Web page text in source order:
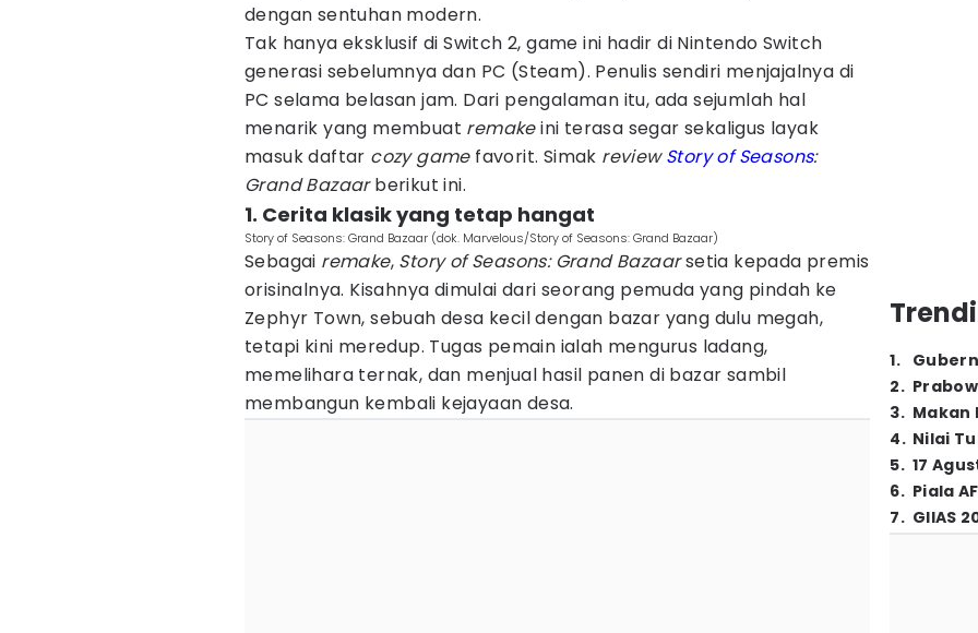
dengan sentuhan modern.
Tak hanya eksklusif di Switch 2, game ini hadir di Nintendo Switch
generasi sebelumnya dan PC (Steam). Penulis sendiri menjajalnya di
PC selama belasan jam. Dari pengalaman itu, ada sejumlah hal
menarik yang membuat remakeini terasa segar sekaligus layak
masuk daftar cozy gamefavorit. Simak reviewStory of Seasons:
Grand Bazaarberikut ini.
1. Cerita klasik yang tetap hangat
Story of Seasons: Grand Bazaar (dok. Marvelous/Story of Seasons: Grand Bazaar)
Sebagai remake, Story of Seasons: Grand Bazaarsetia kepada premis
orisinalnya. Kisahnya dimulai dari seorang pemuda yang pindah ke
Zephyr Town, sebuah desa kecil dengan bazar yang dulu megah,
tetapi kini meredup. Tugas pemain ialah mengurus ladang,
memelihara ternak, dan menjual hasil panen di bazar sambil
membangun kembali kejayaan desa.
1.
2.
3. Makan
4. Nilai
5. 17
6. Piala
7. GIIAS